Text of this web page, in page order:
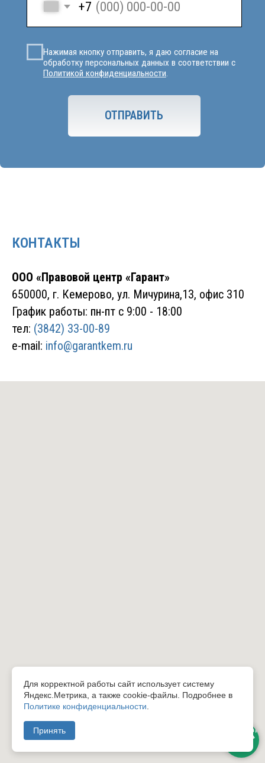
КОНТАКТЫ
ООО «Правовой центр «Гарант»
650000, г. Кемерово, ул. Мичурина,13, офис 310
График работы: пн-пт с 9:00 - 18:00
тел: (3842) 33-00-89
e-mail: info@garantkem.ru
Для корректной работы сайт использует систему
Яндекс.Метрика, а также cookie-файлы. Подробнее в
Политике конфиденциальности
Принять